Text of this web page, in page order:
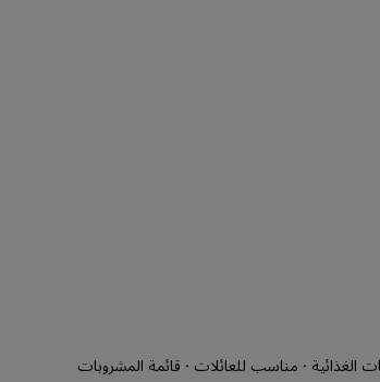
الغذائية · مناسب للعائلات · قائمة المشروبات